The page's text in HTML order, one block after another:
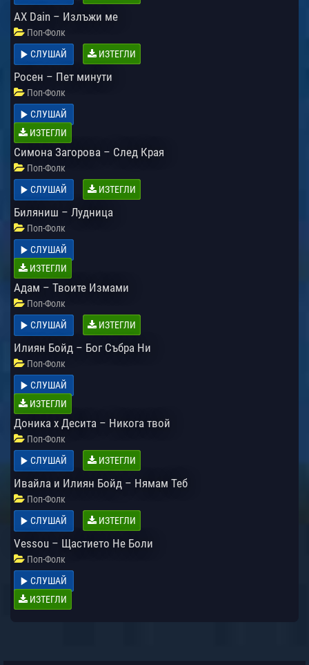
AX Dain – Излъжи ме
Поп-Фолк
СЛУШАЙ
ИЗТЕГЛИ
Росен – Пет минути
Поп-Фолк
СЛУШАЙ
ИЗТЕГЛИ
Симона Загорова – След Края
Поп-Фолк
СЛУШАЙ
ИЗТЕГЛИ
Биляниш – Лудница
Поп-Фолк
СЛУШАЙ
ИЗТЕГЛИ
Адам – Твоите Измами
Поп-Фолк
СЛУШАЙ
ИЗТЕГЛИ
Илиян Бойд – Бог Събра Ни
Поп-Фолк
СЛУШАЙ
ИЗТЕГЛИ
Доника х Десита – Никога твой
Поп-Фолк
СЛУШАЙ
ИЗТЕГЛИ
Ивайла и Илиян Бойд – Нямам Теб
Поп-Фолк
СЛУШАЙ
ИЗТЕГЛИ
Vessou – Щастието Не Боли
Поп-Фолк
СЛУШАЙ
ИЗТЕГЛИ